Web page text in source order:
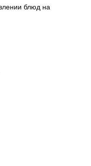
блюд на